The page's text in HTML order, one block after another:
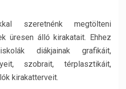
szeretnénk megtölteni
üresen álló kirakatait. Ehhez
diákjainak grafikáit,
szobrait, térplasztikáit,
kirakatterveit.